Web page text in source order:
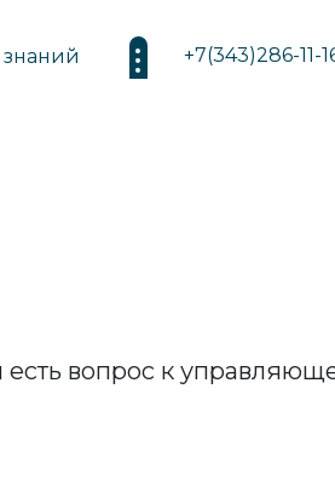
+7(343)286-11-
знаний
есть вопрос к